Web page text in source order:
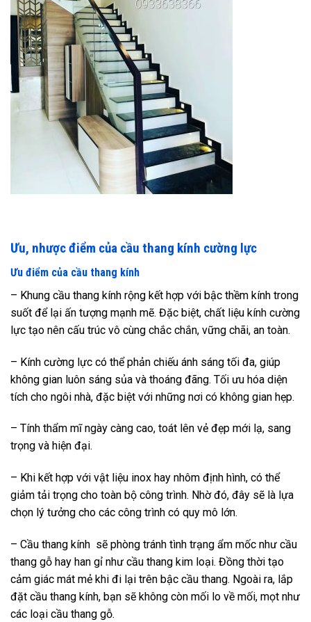
Ưu, nhược điểm của cầu thang kính cường lực
Ưu điểm của cầu thang kính
– Khung cầu thang kính rộng kết hợp với bậc thềm kính trong
suốt để lại ấn tượng mạnh mẽ. Đặc biệt, chất liệu kính cường
lực tạo nên cấu trúc vô cùng chắc chắn, vững chãi, an toàn.
– Kính cường lực có thể phản chiếu ánh sáng tối đa, giúp
không gian luôn sáng sủa và thoáng đãng. Tối ưu hóa diện
tích cho ngôi nhà, đặc biệt với những nơi có không gian hẹp.
– Tính thẩm mĩ ngày càng cao, toát lên vẻ đẹp mới lạ, sang
trọng và hiện đại.
– Khi kết hợp với vật liệu inox hay nhôm định hình, có thể
giảm tải trọng cho toàn bộ công trình. Nhờ đó, đây sẽ là lựa
chọn lý tưởng cho các công trình có quy mô lớn.
– Cầu thang kính sẽ phòng tránh tình trạng ẩm mốc như cầu
thang gỗ hay han gỉ như cầu thang kim loại. Đồng thời tạo
cảm giác mát mẻ khi đi lại trên bậc cầu thang. Ngoài ra, lắp
đặt cầu thang kính, bạn sẽ không còn mối lo về mối, mọt như
các loại cầu thang gỗ.